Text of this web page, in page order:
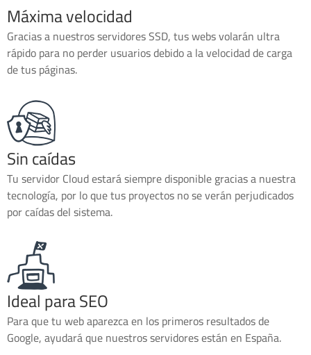
Máxima velocidad
Gracias a nuestros servidores SSD, tus webs volarán ultra
rápido para no perder usuarios debido a la velocidad de carga
de tus páginas.
Sin caídas
Tu servidor Cloud estará siempre disponible gracias a nuestra
tecnología, por lo que tus proyectos no se verán perjudicados
por caídas del sistema.
Ideal para SEO
Para que tu web aparezca en los primeros resultados de
Google, ayudará que nuestros servidores están en España.